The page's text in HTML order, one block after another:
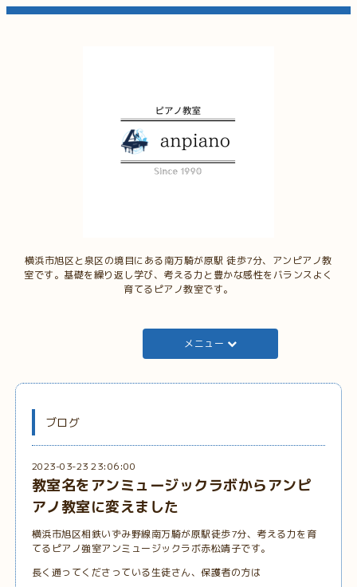
横浜市旭区と泉区の境目にある南万騎が原駅 徒歩7分、アンピアノ教
室です。基礎を繰り返し学び、考える力と豊かな感性をバランスよく
育てるピアノ教室です。
メニュー
ブログ
2023-03-23 23:06:00
教室名をアンミュージックラボからアンピ
アノ教室に変えました
横浜市旭区相鉄いずみ野線南万騎が原駅徒歩7分、考える力を育
てるピアノ強室アンミュージックラボ赤松靖子です。
長く通ってくださっている生徒さん、保護者の方は